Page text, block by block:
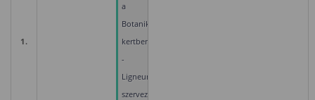
1.
a
Botanikus
kertben
-
Ligneum
szervezésében